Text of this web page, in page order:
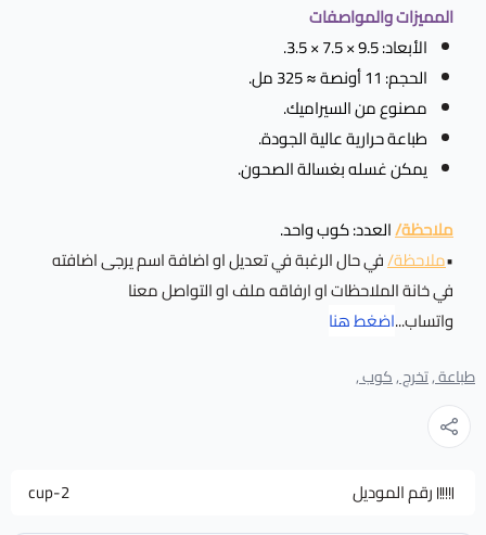
المميزات والمواصفات
الأبعاد: 9.5 × 7.5 × 3.5.
الحجم: 11 أونصة ≈ 325 مل.
مصنوع من السيراميك.
طباعة حرارية عالية الجودة.
يمكن غسله بغسالة الصحون.
ملاحظة/العدد: كوب واحد.
•ملاحظة/في حال الرغبة في تعديل او اضافة اسم يرجى اضافته
في خانة الملاحظات او ارفاقه ملف او التواصل معنا
واتساب...اضغط هنا
طباعة ,تخرج ,كوب ,
رقم الموديل cup-2